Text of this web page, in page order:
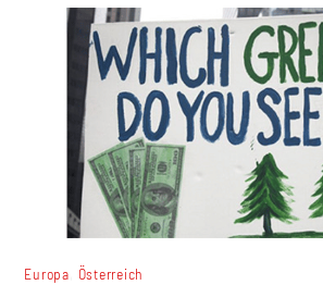
Europa Österreich